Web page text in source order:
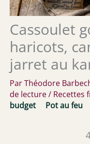
Cassoulet
haricots,
jarret au
ParThéodore
de lecture/ Recettes
budget
Pot au feu